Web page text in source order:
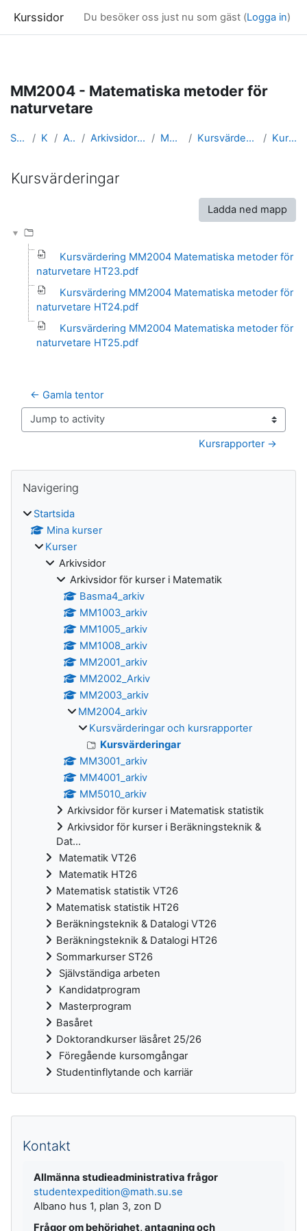
Kurssidor Du besöker oss just nu som gäst (Logga in)
MM2004 - Matematiska metoder för
naturvetare
Startsida Kurser Arkivsidor Arkivsidor för kurser i Matematik MM2004_arkiv Kursvärderingar och kursrapporter Kursvärderingar
Kursvärderingar
Ladda ned mapp
Kursvärdering MM2004 Matematiska metoder för
naturvetare HT23.pdf
Kursvärdering MM2004 Matematiska metoder för
naturvetare HT24.pdf
Kursvärdering MM2004 Matematiska metoder för
naturvetare HT25.pdf
← Gamla tentor
Jump to activity
Kursrapporter →
Block
Navigering
Startsida
Mina kurser
Kurser
Arkivsidor
Arkivsidor för kurser i Matematik
Basma4_arkiv
MM1003_arkiv
MM1005_arkiv
MM1008_arkiv
MM2001_arkiv
MM2002_Arkiv
MM2003_arkiv
MM2004_arkiv
Kursvärderingar och kursrapporter
Kursvärderingar
MM3001_arkiv
MM4001_arkiv
MM5010_arkiv
Arkivsidor för kurser i Matematisk statistik
Arkivsidor för kurser i Beräkningsteknik &
Dat...
Matematik VT26
Matematik HT26
Matematisk statistik VT26
Matematisk statistik HT26
Beräkningsteknik & Datalogi VT26
Beräkningsteknik & Datalogi HT26
Sommarkurser ST26
Självständiga arbeten
Kandidatprogram
Masterprogram
Basåret
Doktorandkurser läsåret 25/26
Föregående kursomgångar
Studentinflytande och karriär
Kompletterande block
Kontakt
Allmänna studieadministrativa frågor
studentexpedition@math.su.se
Albano hus 1, plan 3, zon D
Frågor om behörighet, antagning och